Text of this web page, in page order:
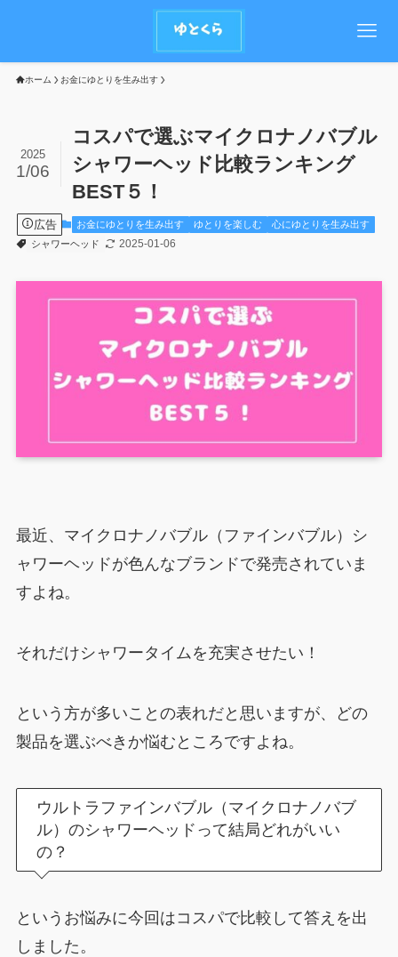
ホーム お金にゆとりを生み出す
コスパで選ぶマイクロナノバブル
シャワーヘッド比較ランキング
BEST５！
2025
1/06
広告 お金にゆとりを生み出す ゆとりを楽しむ
心にゆとりを生み出す
シャワーヘッド
2025-01-06
最近、マイクロナノバブル（ファインバブル）シ
ャワーヘッドが色んなブランドで発売されていま
すよね。
それだけシャワータイムを充実させたい！
という方が多いことの表れだと思いますが、どの
製品を選ぶべきか悩むところですよね。
ウルトラファインバブル（マイクロナノバブ
ル）のシャワーヘッドって結局どれがいい
の？
というお悩みに今回はコスパで比較して答えを出
しました。